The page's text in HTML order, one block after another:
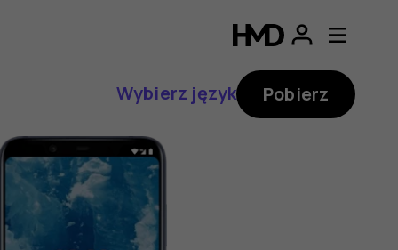
Wybierz język Pobierz